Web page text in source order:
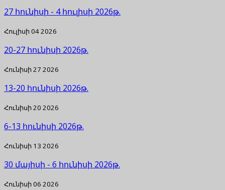
27 հունիսի - 4 հուլիսի 2026թ.
Հուլիսի 04 2026
20-27 հունիսի 2026թ.
Հունիսի 27 2026
13-20 հունիսի 2026թ.
Հունիսի 20 2026
6-13 հունիսի 2026թ.
Հունիսի 13 2026
30 մայիսի - 6 հունիսի 2026թ.
Հունիսի 06 2026